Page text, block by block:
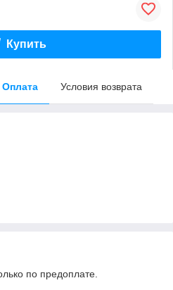
Купить
Оплата Условия возврата
по предоплате.